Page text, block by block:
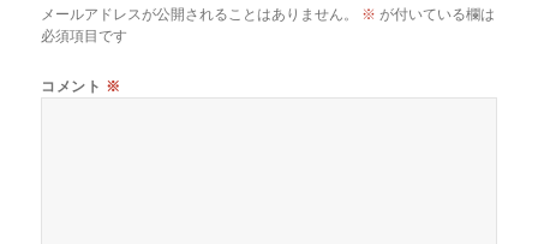
メールアドレスが公開されることはありません。 ※ が付いている欄は
必須項目です
コメント ※